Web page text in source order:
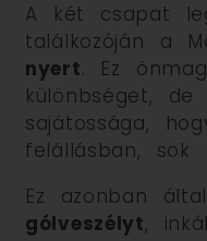
A két csapat
találkozóján a
nyert. Ez
különbséget,
sajátossága,
felállásban, sok
Ez azonban
gólveszélyt,